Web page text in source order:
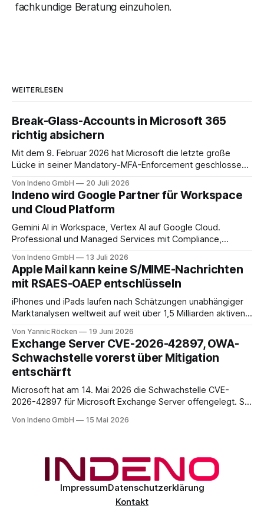
fachkundige Beratung einzuholen.
WEITERLESEN
Break-Glass-Accounts in Microsoft 365
richtig absichern
Mit dem 9. Februar 2026 hat Microsoft die letzte große
Lücke in seiner Mandatory-MFA-Enforcement geschlossen.
Microsoft 365 Admin Center anmeldet, einen zweiten
Faktor nachweisen. Für das Entra Admin Center, das Azure-
Portal und das Intune Admin Center gilt das
Von Indeno GmbH 20 Juli 2026
Indeno wird Google Partner für Workspace
und Cloud Platform
Gemini AI in Workspace, Vertex AI auf Google Cloud.
Professional und Managed Services mit Compliance,
DACH.
Von Indeno GmbH 13 Juli 2026
Apple Mail kann keine S/MIME-Nachrichten
mit RSAES-OAEP entschlüsseln
iPhones und iPads laufen nach Schätzungen unabhängiger
Marktanalysen weltweit auf weit über 1,5 Milliarden aktiven
im Bereich von 25 bis 30 Prozent auf Geschäftsumfelder,
also Smartphones und Tablets, die im beruflichen Kontext
genutzt werden, sei es als reines Diensthandy, als COPE-
Von Yannic Röcken 19 Juni 2026
Exchange Server CVE-2026-42897, OWA-
Schwachstelle vorerst über Mitigation
entschärft
Microsoft hat am 14. Mai 2026 die Schwachstelle CVE-
2026-42897 für Microsoft Exchange Server offengelegt. Sie
unauthentifizierten Angreifer, über eine speziell präparierte
Von Indeno GmbH 15 Mai 2026
ImpressumDatenschutzerklärung
Kontakt